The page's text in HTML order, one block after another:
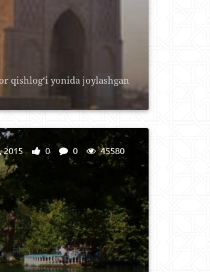
qishlog‘i yonida joylashgan
2015 0 0 45580